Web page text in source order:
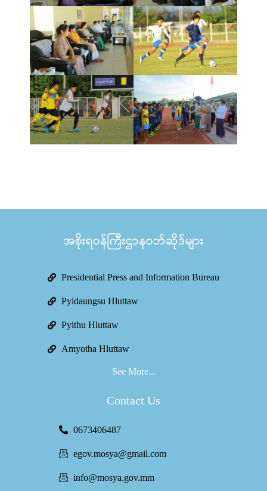
အစိုးရဝန်ကြီးဌာနဝဘ်ဆိုဒ်များ
Presidential Press and Information Bureau
Pyidaungsu Hluttaw
Pyithu Hluttaw
Amyotha Hluttaw
See More...
Contact Us
0673406487
egov.mosya@gmail.com
info@mosya.gov.mm